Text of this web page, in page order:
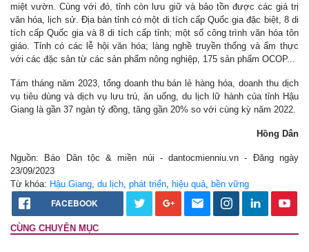
miệt vườn. Cùng với đó, tỉnh còn lưu giữ và bảo tồn được các giá trị
văn hóa, lịch sử. Địa bàn tỉnh có một di tích cấp Quốc gia đặc biệt, 8 di
tích cấp Quốc gia và 8 di tích cấp tỉnh; một số công trình văn hóa tôn
giáo. Tỉnh có các lễ hội văn hóa; làng nghề truyền thống và ẩm thực
với các đặc sản từ các sản phẩm nông nghiệp, 175 sản phẩm OCOP...
Tám tháng năm 2023, tổng doanh thu bán lẻ hàng hóa, doanh thu dịch
vụ tiêu dùng và dịch vụ lưu trú, ăn uống, du lịch lữ hành của tỉnh Hậu
Giang là gần 37 ngàn tỷ đồng, tăng gần 20% so với cùng kỳ năm 2022.
Hồng Dân
Nguồn: Báo Dân tộc & miền núi - dantocmienniu.vn - Đăng ngày
23/09/2023
Từ khóa: Hậu Giang du lịch phát triển hiệu quả bền vững
FACEBOOK
CÙNG CHUYÊN MỤC